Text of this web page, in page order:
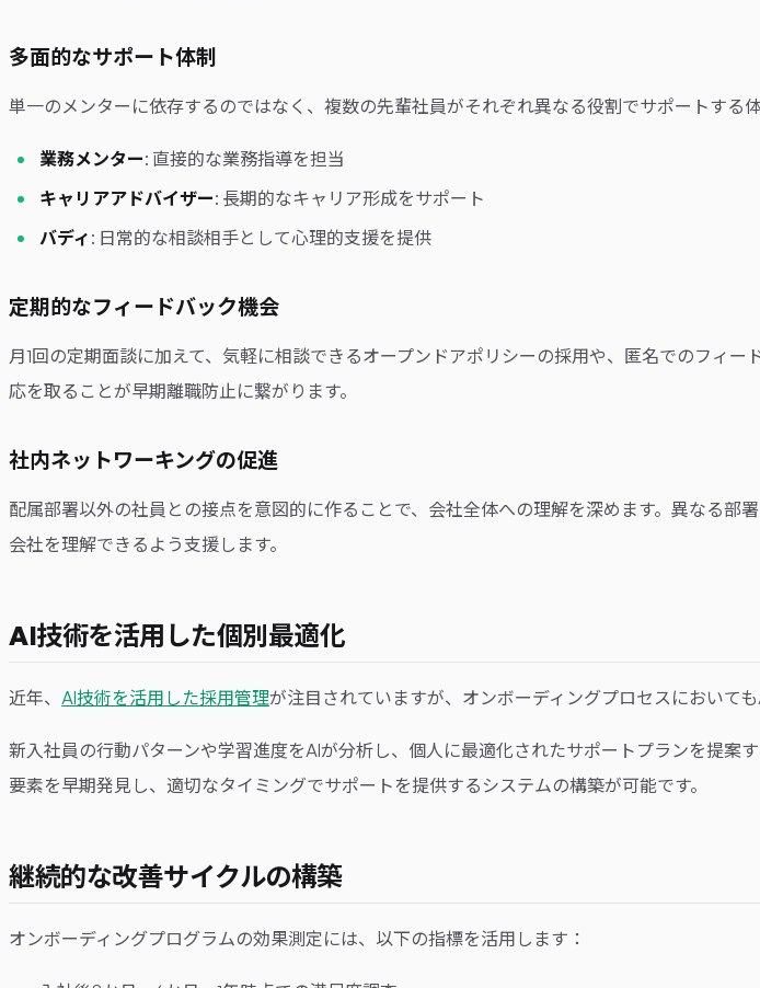
多面的なサポート体制
単一のメンターに依存するのではなく、複数の先輩社員がそれぞれ異なる役割でサポートする
業務メンター: 直接的な業務指導を担当
キャリアアドバイザー: 長期的なキャリア形成をサポート
バディ : 日常的な相談相手として心理的支援を提供
定期的なフィードバック機会
月1回の定期面談に加えて、気軽に相談できるオープンドアポリシーの採用や、匿名でのフィ
応を取ることが早期離職防止に繋がります。
社内ネットワーキングの促進
配属部署以外の社員との接点を意図的に作ることで、会社全体への理解を深めます。異なる
会社を理解できるよう支援します。
AI技術を活用した個別最適化
近年、 AI技術を活用した採用管理が注目されていますが、オンボーディングプロセスにおいても
新入社員の行動パターンや学習進度をAIが分析し、個人に最適化されたサポートプランを提
要素を早期発見し、適切なタイミングでサポートを提供するシステムの構築が可能です。
継続的な改善サイクルの構築
オンボーディングプログラムの効果測定には、以下の指標を活用します：